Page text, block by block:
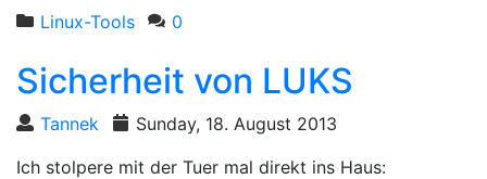
Linux-Tools 0
Sicherheit von LUKS
Tannek
Sunday, 18. August 2013
Ich stolpere mit der Tuer mal direkt ins Haus: